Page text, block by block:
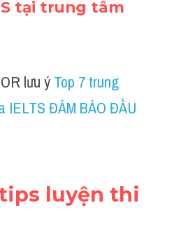
tại trung tâm
lưu ý Top 7 trung
IELTS ĐẢM BẢO ĐẦU
luyện thi